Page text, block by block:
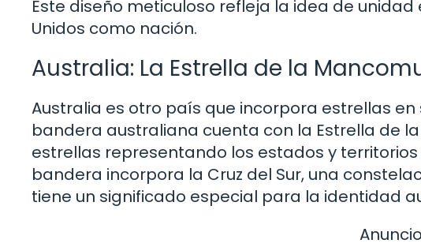
Este diseño meticuloso refleja la idea de
Unidos como nación.
Australia: La Estrella de la
Australia es otro país que incorpora estrellas
bandera australiana cuenta con la Estrella de
estrellas representando los estados y
bandera incorpora la Cruz del Sur, una
tiene un significado especial para la identidad